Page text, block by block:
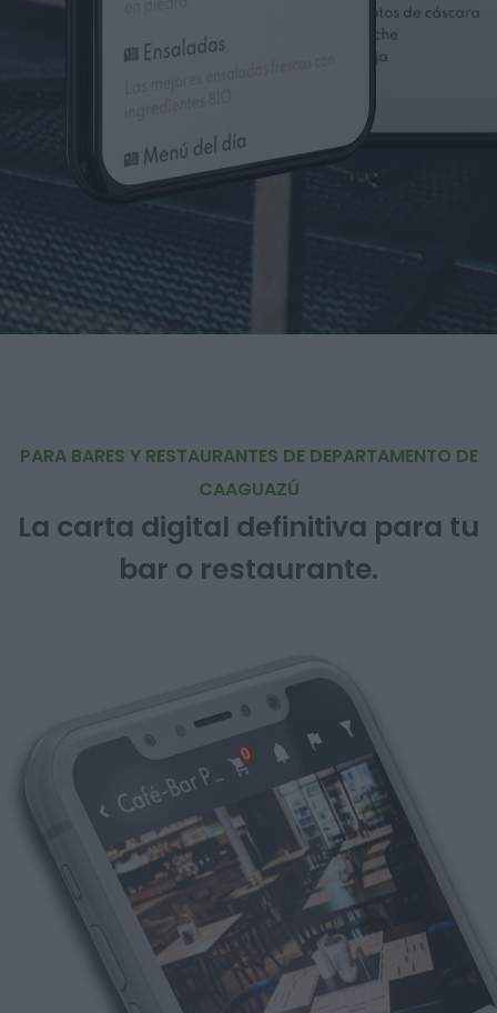
PARA BARES Y RESTAURANTES DE DEPARTAMENTO DE
CAAGUAZÚ
La carta digital definitiva para tu
bar o restaurante.